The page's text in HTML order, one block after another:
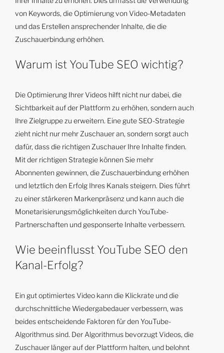
von Keywords, die Optimierung von Video-Metadaten
und das Erstellen ansprechender Inhalte, die die
Zuschauerbindung erhöhen.
Warum ist YouTube SEO wichtig?
Die Optimierung Ihrer Videos hilft nicht nur dabei, die
Sichtbarkeit auf der Plattform zu erhöhen, sondern auch
Ihre Zielgruppe zu erweitern. Eine gute SEO-Strategie
zieht nicht nur mehr Zuschauer an, sondern sorgt auch
dafür, dass die richtigen Zuschauer Ihre Inhalte finden.
Mit der richtigen Strategie können Sie mehr
Abonnenten gewinnen, die Zuschauerbindung erhöhen
und letztlich den Erfolg Ihres Kanals steigern. Dies führt
zu einer stärkeren Markenpräsenz und kann auch die
Monetarisierungsmöglichkeiten durch YouTube-
Partnerschaften und gesponserte Inhalte verbessern.
Wie beeinflusst YouTube SEO den
Kanal-Erfolg?
Ein gut optimiertes Video kann die Klickrate und die
durchschnittliche Wiedergabedauer verbessern, was
beides entscheidende Faktoren für den YouTube-
Algorithmus sind. Der Algorithmus bevorzugt Videos, die
Zuschauer länger auf der Plattform halten, und belohnt